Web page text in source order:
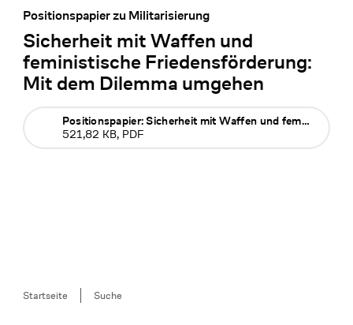
Sicherheit mit Waffen und
feministische Friedensförderung:
Mit dem Dilemma umgehen
Positionspapier zu Militarisierung
Positionspapier: Sicherheit mit Waffen und feministische Friedensförderung
521,82 KB, PDF
Breadcrumb
Startseite Suche